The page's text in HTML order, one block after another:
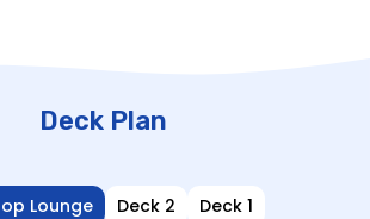
Deck Plan
Lounge Deck 2 Deck 1